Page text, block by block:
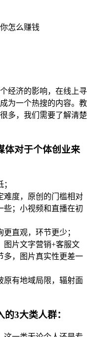
怎么赚钱
经济的影响，在线上寻
为一个热搜的内容。教
多，我们需要了解清楚
体对于个体创业来
难度，原创的门槛相对
些；小视频和直播在初
直观，环节更少；
图片文字营销+客服文
多，图片真实性更差一
原有地域局限，辐射面
3大类人群：